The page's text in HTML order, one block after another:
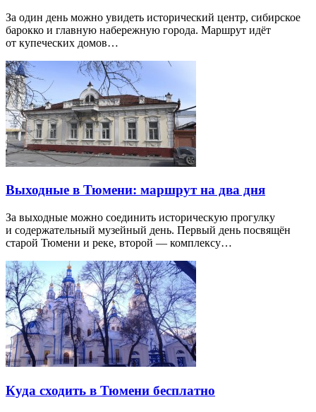
За один день можно увидеть исторический центр, сибирское
барокко и главную набережную города. Маршрут идёт
от купеческих домов…
Выходные в Тюмени: маршрут на два дня
За выходные можно соединить историческую прогулку
и содержательный музейный день. Первый день посвящён
старой Тюмени и реке, второй — комплексу…
Куда сходить в Тюмени бесплатно